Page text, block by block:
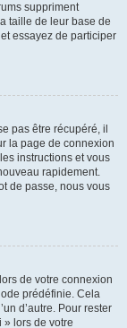
suppriment
taille de leur base de
essayez de participer
pas être récupéré, il
la page de connexion
instructions et vous
rapidement.
de passe, nous vous
de votre connexion
prédéfinie. Cela
d’autre. Pour rester
» lors de votre